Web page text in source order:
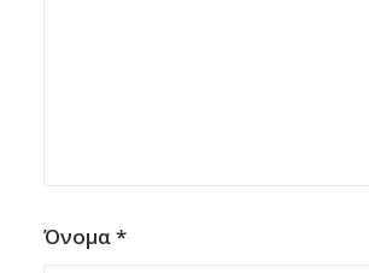
Όνομα*